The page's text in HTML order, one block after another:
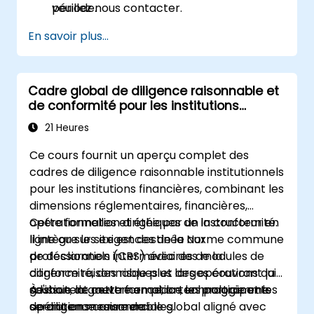
période.
veuillez nous contacter.
En savoir plus...
Cadre global de diligence raisonnable et
de conformité pour les institutions
financières
21 Heures
Ce cours fournit un aperçu complet des
cadres de diligence raisonnable institutionnels
pour les institutions financières, combinant les
dimensions réglementaires, financières,
opérationnelles et éthiques de la conformité.
Il intègre les exigences de la Norme commune
de déclaration (CRS) avec des modules de
diligence raisonnable plus larges couvrant la
gestion, la gouvernance, la technologie et les
opérations commerciales.
Cette formation dirigée par un instructeur en
ligne ou sur site est destinée aux
professionnels intermédiaires de la
conformité, des risques et des opérations qui
souhaitent mettre en place un programme
de diligence raisonnable global aligné avec
À l'issue de cette formation, les participants
seront en mesure de :